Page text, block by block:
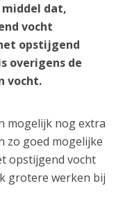
dat,
vocht
opstijgend
overigens de
vocht.
mogelijk nog extra
zo goed mogelijke
opstijgend vocht
grotere werken bij